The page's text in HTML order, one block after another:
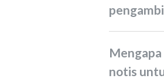
Mengapa saya menerima
notis